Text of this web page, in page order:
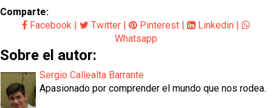
Comparte:
Facebook
Twitter Pinterest Linkedin
Whatsapp
Sobre el autor:
Sergio Callealta Barrante
Apasionado por comprender el mundo que nos rodea.